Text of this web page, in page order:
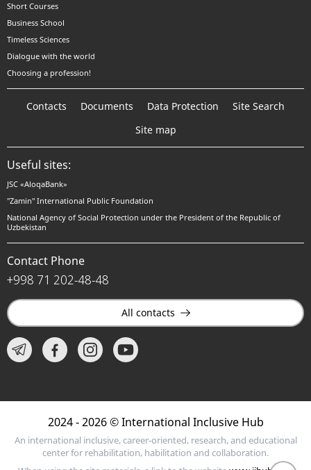
Short Courses
Business School
Timeless Sciences
Dialogue with the world
Choosing a profession!
Contacts Documents Data Protection
Site Search
Site map
Useful sites:
JSC «AloqaBank»
"Zamin" International Public Foundation
National Agency of Social Protection under the President of the Republic of
Uzbekistan
Contact Phone
+998 71 202-48-48
All contacts
2024 - 2026 © International Inclusive Hub
An international inclusive, career-oriented, research, and educational
center for rehabilitation, habilitation and collaboration.